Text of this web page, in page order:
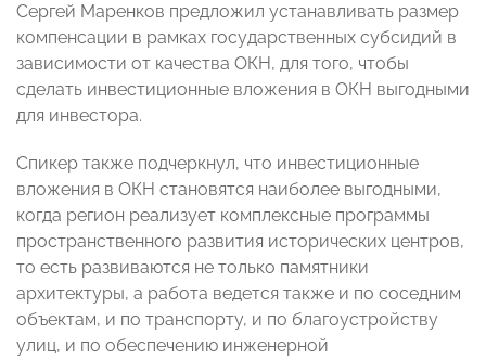
Сергей Маренков предложил устанавливать размер
компенсации в рамках государственных субсидий в
зависимости от качества ОКН, для того, чтобы
сделать инвестиционные вложения в ОКН выгодными
для инвестора.
Спикер также подчеркнул, что инвестиционные
вложения в ОКН становятся наиболее выгодными,
когда регион реализует комплексные программы
пространственного развития исторических центров,
то есть развиваются не только памятники
архитектуры, а работа ведется также и по соседним
объектам, и по транспорту, и по благоустройству
улиц, и по обеспечению инженерной